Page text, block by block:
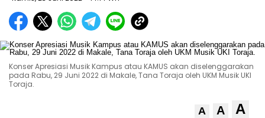
Konser Apresiasi Musik Kampus atau KAMUS akan diselenggarakan
pada Rabu, 29 Juni 2022 di Makale, Tana Toraja oleh UKM Musik UKI
Toraja.
A A A